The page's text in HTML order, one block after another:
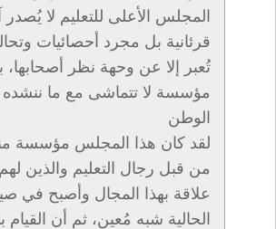
المجلس الأعلى للتعليم لا يُصدر
قرئانية بل مجرد أحصائيات
تُعبر إلا عن وحهة نظر أصحابها،
مؤسسة لا تتماشى مع ما ننشده
الوطن
لقد كان هذا المجلس مؤسسة
من قبل رجال التعليم والذين لهم
علاقة بهذا المجال وأصبح في
الحالية شبه مُعين، ثم أن القيام